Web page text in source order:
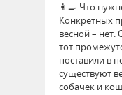
👨‍🍳 Что
Конкретных
весной – нет.
тот
поставили в
существуют
собачек и